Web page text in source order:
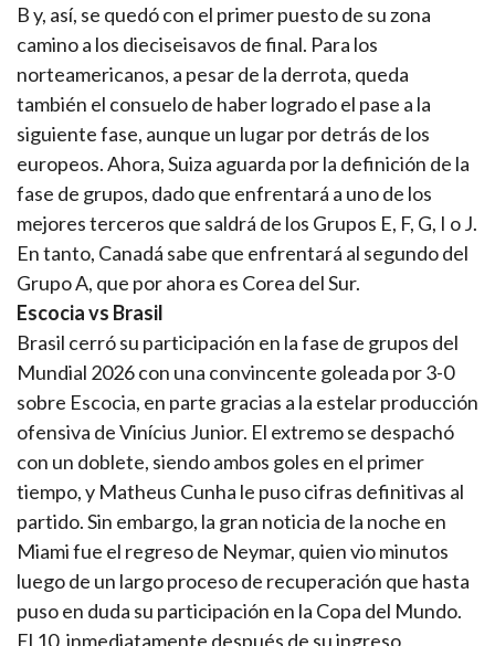
B y, así, se quedó con el primer puesto de su zona
camino a los dieciseisavos de final. Para los
norteamericanos, a pesar de la derrota, queda
también el consuelo de haber logrado el pase a la
siguiente fase, aunque un lugar por detrás de los
europeos. Ahora, Suiza aguarda por la definición de la
fase de grupos, dado que enfrentará a uno de los
mejores terceros que saldrá de los Grupos E, F, G, I o J.
En tanto, Canadá sabe que enfrentará al segundo del
Grupo A, que por ahora es Corea del Sur.
Escocia vs Brasil
Brasil cerró su participación en la fase de grupos del
Mundial 2026 con una convincente goleada por 3-0
sobre Escocia, en parte gracias a la estelar producción
ofensiva de Vinícius Junior. El extremo se despachó
con un doblete, siendo ambos goles en el primer
tiempo, y Matheus Cunha le puso cifras definitivas al
partido. Sin embargo, la gran noticia de la noche en
Miami fue el regreso de Neymar, quien vio minutos
luego de un largo proceso de recuperación que hasta
puso en duda su participación en la Copa del Mundo.
El 10, inmediatamente después de su ingreso,